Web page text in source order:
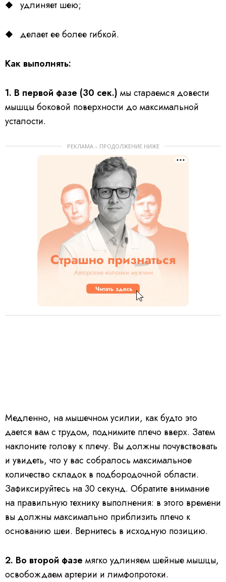
удлиняет шею;
делает ее более гибкой.
Как выполнять:
1. В первой фазе (30 сек.) мы стараемся довести
мышцы боковой поверхности до максимальной
усталости.
РЕКЛАМА – ПРОДОЛЖЕНИЕ НИЖЕ
Медленно, на мышечном усилии, как будто это
дается вам с трудом, поднимите плечо вверх. Затем
наклоните голову к плечу. Вы должны почувствовать
и увидеть, что у вас собралось максимальное
количество складок в подбородочной области.
Зафиксируйтесь на 30 секунд. Обратите внимание
на правильную технику выполнения: в этого времени
вы должны максимально приблизить плечо к
основанию шеи. Вернитесь в исходную позицию.
2. Во второй фазе мягко удлиняем шейные мышцы,
освобождаем артерии и лимфопротоки.